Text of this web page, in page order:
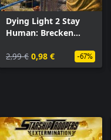
Dying Light 2 Stay
Human: Brecken
2,99 € 0,98 € -67%